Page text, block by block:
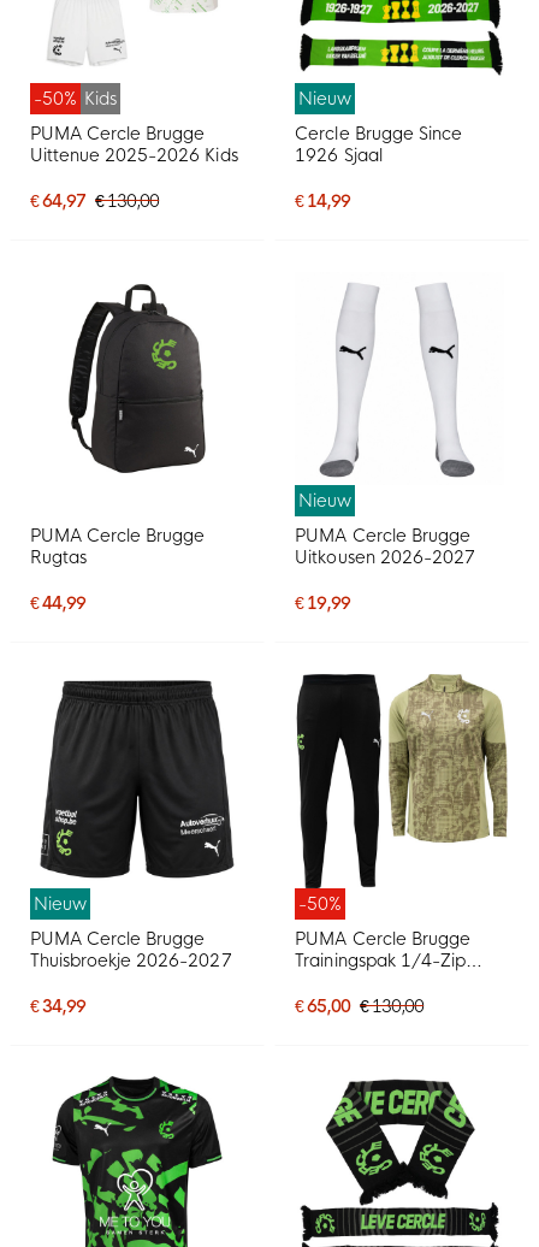
-50% Kids
PUMA Cercle Brugge
Uittenue 2025-2026 Kids
€ 64,97 € 130,00
Nieuw
Cercle Brugge Since
1926 Sjaal
€ 14,99
PUMA Cercle Brugge
Rugtas
€ 44,99
Nieuw
PUMA Cercle Brugge
Uitkousen 2026-2027
€ 19,99
Nieuw
PUMA Cercle Brugge
Thuisbroekje 2026-2027
€ 34,99
-50%
PUMA Cercle Brugge
Trainingspak 1/4-Zip
€ 65,00 € 130,00